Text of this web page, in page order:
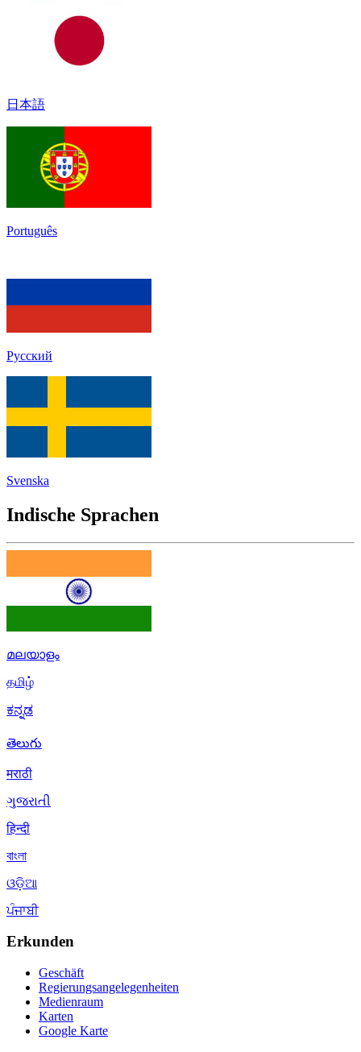
日本語
Português
Русский
Svenska
Indische Sprachen
മലയാളം
தமிழ்
ಕನ್ನಡ
తెలుగు
मराठी
ગુજરાતી
हिन्दी
বাংলা
ଓଡ଼ିଆ
ਪੰਜਾਬੀ
Erkunden
Geschäft
Regierungsangelegenheiten
Medienraum
Karten
Google Karte